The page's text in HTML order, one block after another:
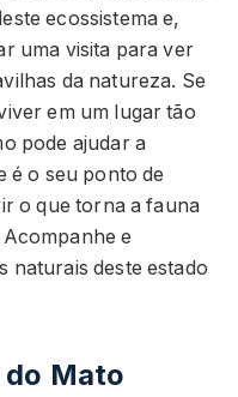
ecossistema e,
uma visita para ver
da natureza. Se
em um lugar tão
pode ajudar a
é o seu ponto de
o que torna a fauna
e
naturais deste estado
do Mato